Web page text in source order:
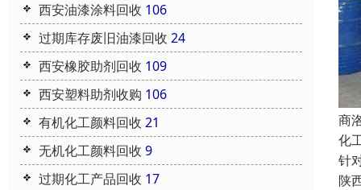
西安油漆涂料回收 106
过期库存废旧油漆回收 24
西安橡胶助剂回收 109
西安塑料助剂收购 106
有机化工颜料回收 21
无机化工颜料回收 9
过期化工产品回收 17
商
化
针
陕